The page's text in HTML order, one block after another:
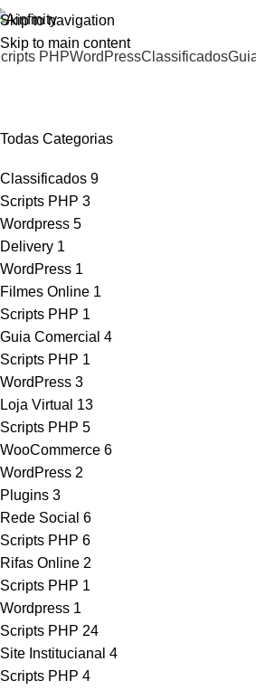
Skip to navigation
Skip to main content
PHPWordPressClassificados
Todas Categorias
Classificados 9
Scripts PHP 3
Wordpress 5
Delivery 1
WordPress 1
Filmes Online 1
Scripts PHP 1
Guia Comercial 4
Scripts PHP 1
WordPress 3
Loja Virtual 13
Scripts PHP 5
WooCommerce 6
WordPress 2
Plugins 3
Rede Social 6
Scripts PHP 6
Rifas Online 2
Scripts PHP 1
Wordpress 1
Scripts PHP 24
Site Institucianal 4
Scripts PHP 4